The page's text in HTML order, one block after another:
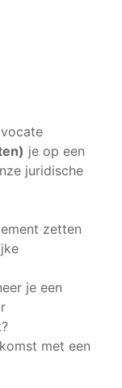
je op een
juridische
zetten
je een
met een